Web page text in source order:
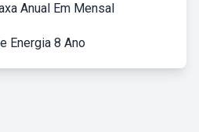
Anual Em Mensal
Energia 8 Ano